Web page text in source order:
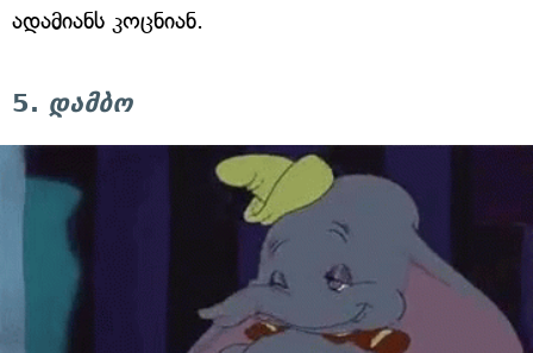
ადამიანს კოცნიან.
5. დამბო